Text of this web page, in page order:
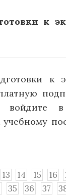
к
к
войдите
учебному
13 14 15 16
35 36 37